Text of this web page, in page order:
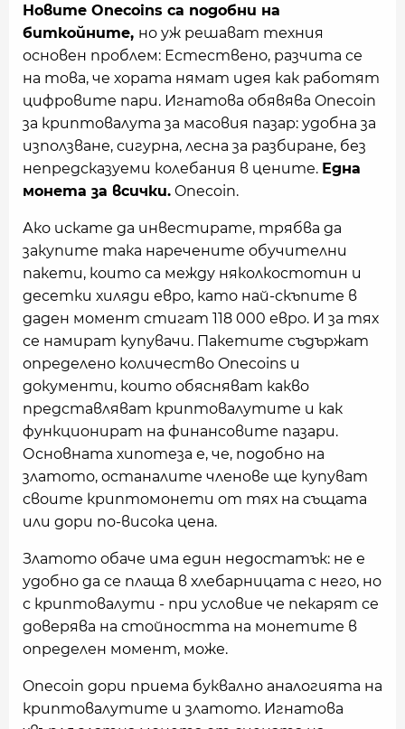
Новите Onecoins са подобни на
биткойните, но уж решават техния
основен проблем: Естествено, разчита се
на това, че хората нямат идея как работят
цифровите пари. Игнатова обявява Onecoin
за криптовалута за масовия пазар: удобна за
използване, сигурна, лесна за разбиране, без
непредсказуеми колебания в цените. Една
монета за всички. Onecoin.
Ако искате да инвестирате, трябва да
закупите така наречените обучителни
пакети, които са между няколкостотин и
десетки хиляди евро, като най-скъпите в
даден момент стигат 118 000 евро. И за тях
се намират купувачи. Пакетите съдържат
определено количество Onecoins и
документи, които обясняват какво
представляват криптовалутите и как
функционират на финансовите пазари.
Основната хипотеза е, че, подобно на
златото, останалите членове ще купуват
своите криптомонети от тях на същата
или дори по-висока цена.
Златото обаче има един недостатък: не е
удобно да се плаща в хлебарницата с него, но
с криптовалути - при условие че пекарят се
доверява на стойността на монетите в
определен момент, може.
Onecoin дори приема буквално аналогията на
криптовалутите и златото. Игнатова